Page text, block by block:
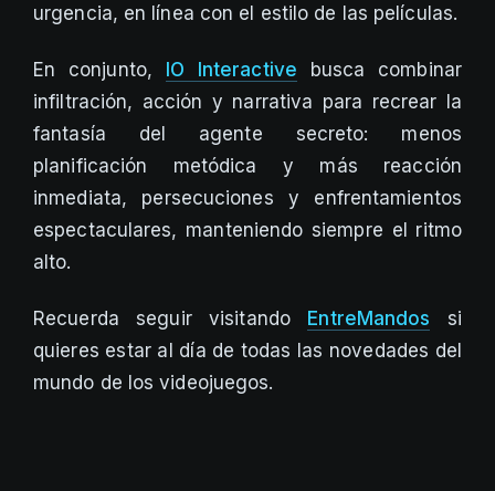
urgencia, en línea con el estilo de las películas.
En conjunto, IO Interactive busca combinar
infiltración, acción y narrativa para recrear la
fantasía del agente secreto: menos
planificación metódica y más reacción
inmediata, persecuciones y enfrentamientos
espectaculares, manteniendo siempre el ritmo
alto.
Recuerda seguir visitando EntreMandos si
quieres estar al día de todas las novedades del
mundo de los videojuegos.